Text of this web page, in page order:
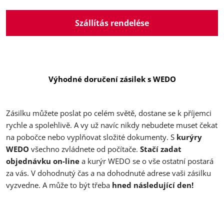
Szállítás rendelése
Výhodné doručení zásilek s WEDO
Zásilku můžete poslat po celém světě, dostane se k příjemci
rychle a spolehlivě. A vy už navíc nikdy nebudete muset čekat
na pobočce nebo vyplňovat složité dokumenty. S kurýry
WEDO všechno zvládnete od počítače. Stačí zadat
objednávku on-line a kurýr WEDO se o vše ostatní postará
za vás. V dohodnutý čas a na dohodnuté adrese vaši zásilku
vyzvedne. A může to být třeba hned následující den!